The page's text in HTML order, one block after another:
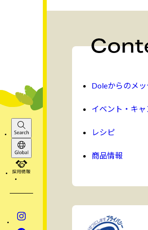
Search
Global
Doleからのメ
イベント・キャ
レシピ
商品情報